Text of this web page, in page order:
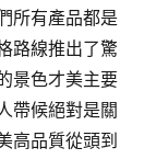
所有產品都是
路線推出了驚
景色才美主要
帶候絕對是關
高品質從頭到